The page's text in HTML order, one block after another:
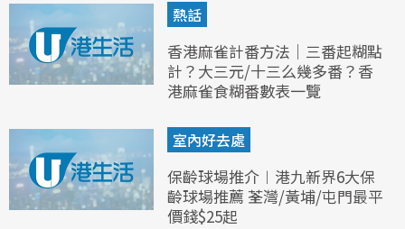
熱話
香港麻雀計番方法｜三番起糊點
計？大三元/十三么幾多番？香
港麻雀食糊番數表一覽
室內好去處
保齡球場推介︱港九新界6大保
齡球場推薦 荃灣/黃埔/屯門最平
價錢$25起